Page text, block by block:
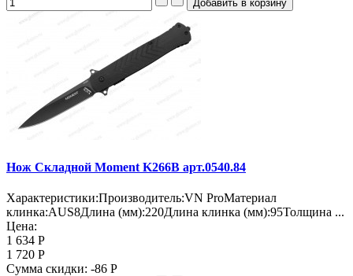
Нож Складной Moment K266B арт.0540.84
Характеристики:Производитель:VN ProМатериал
клинка:AUS8Длина (мм):220Длина клинка (мм):95Толщина ...
Цена:
1 634 Р
1 720 Р
Сумма скидки: -86 Р